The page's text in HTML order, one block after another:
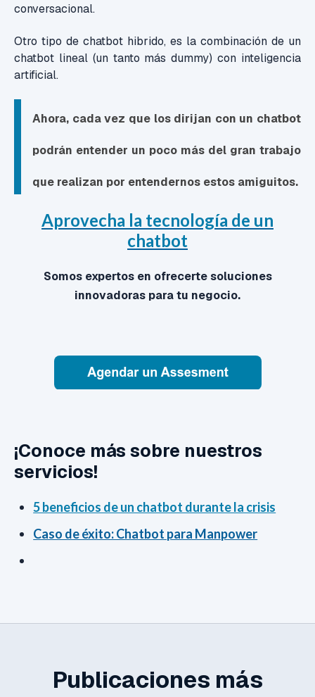
conversacional.
Otro tipo de chatbot hibrido, es la combinación de un
chatbot lineal (un tanto más dummy) con inteligencia
artificial.
Ahora, cada vez que los dirijan con un chatbot
podrán entender un poco más del gran trabajo
que realizan por entendernos estos amiguitos.
Aprovecha la tecnología de un
chatbot
Somos expertos en ofrecerte soluciones
innovadoras para tu negocio.
¡Conoce más sobre nuestros
servicios!
5 beneficios de un chatbot durante la crisis
Caso de éxito: Chatbot para Manpower
Publicaciones más